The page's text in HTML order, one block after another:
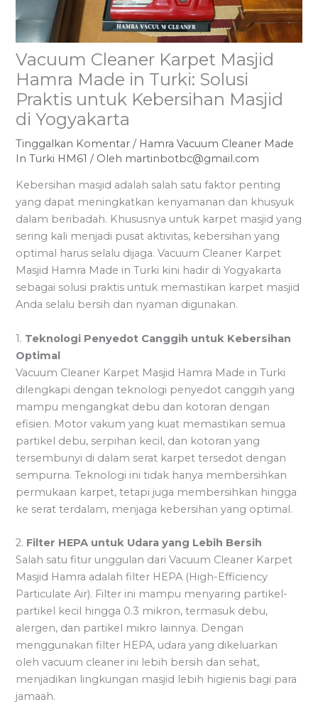
Vacuum Cleaner Karpet Masjid
Hamra Made in Turki: Solusi
Praktis untuk Kebersihan Masjid
di Yogyakarta
Tinggalkan Komentar / Hamra Vacuum Cleaner Made
In Turki HM61 / Oleh martinbotbc@gmail.com
Kebersihan masjid adalah salah satu faktor penting
yang dapat meningkatkan kenyamanan dan khusyuk
dalam beribadah. Khususnya untuk karpet masjid yang
sering kali menjadi pusat aktivitas, kebersihan yang
optimal harus selalu dijaga. Vacuum Cleaner Karpet
Masjid Hamra Made in Turki kini hadir di Yogyakarta
sebagai solusi praktis untuk memastikan karpet masjid
Anda selalu bersih dan nyaman digunakan.
1. Teknologi Penyedot Canggih untuk Kebersihan
Optimal
Vacuum Cleaner Karpet Masjid Hamra Made in Turki
dilengkapi dengan teknologi penyedot canggih yang
mampu mengangkat debu dan kotoran dengan
efisien. Motor vakum yang kuat memastikan semua
partikel debu, serpihan kecil, dan kotoran yang
tersembunyi di dalam serat karpet tersedot dengan
sempurna. Teknologi ini tidak hanya membersihkan
permukaan karpet, tetapi juga membersihkan hingga
ke serat terdalam, menjaga kebersihan yang optimal.
2. Filter HEPA untuk Udara yang Lebih Bersih
Salah satu fitur unggulan dari Vacuum Cleaner Karpet
Masjid Hamra adalah filter HEPA (High-Efficiency
Particulate Air). Filter ini mampu menyaring partikel-
partikel kecil hingga 0.3 mikron, termasuk debu,
alergen, dan partikel mikro lainnya. Dengan
menggunakan filter HEPA, udara yang dikeluarkan
oleh vacuum cleaner ini lebih bersih dan sehat,
menjadikan lingkungan masjid lebih higienis bagi para
jamaah.